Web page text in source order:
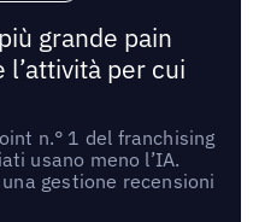
grande pain
per cui
n.° 1 del franchising
usano meno l’IA.
gestione recensioni